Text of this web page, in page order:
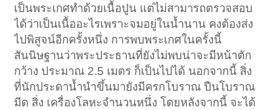
เป็นพระเกศทำด้วยเนื้อปูน แต่ไม่สามารถตรวจสอบ
ได้ว่าเป็นเนื้ออะไรเพราะจมอยู่ในน้ำนาน คงต้องส่ง
ไปพิสูจน์อีกครั้งหนึ่ง การพบพระเกศในครั้งนี้
สันนิษฐานว่าพระประธานที่ยังไม่พบน่าจะมีหน้าตัก
กว้าง ประมาณ 2.5 เมตร ก็เป็นไปได้ นอกจากนี้ สิ่ง
ที่นักประดาน้ำนำขึ้นมายังมีครกโบราณ ปืนโบราณ
มีด สิ่ง เครื่องโลหะจำนวนหนึ่ง โดยหลังจากนี้ จะได้